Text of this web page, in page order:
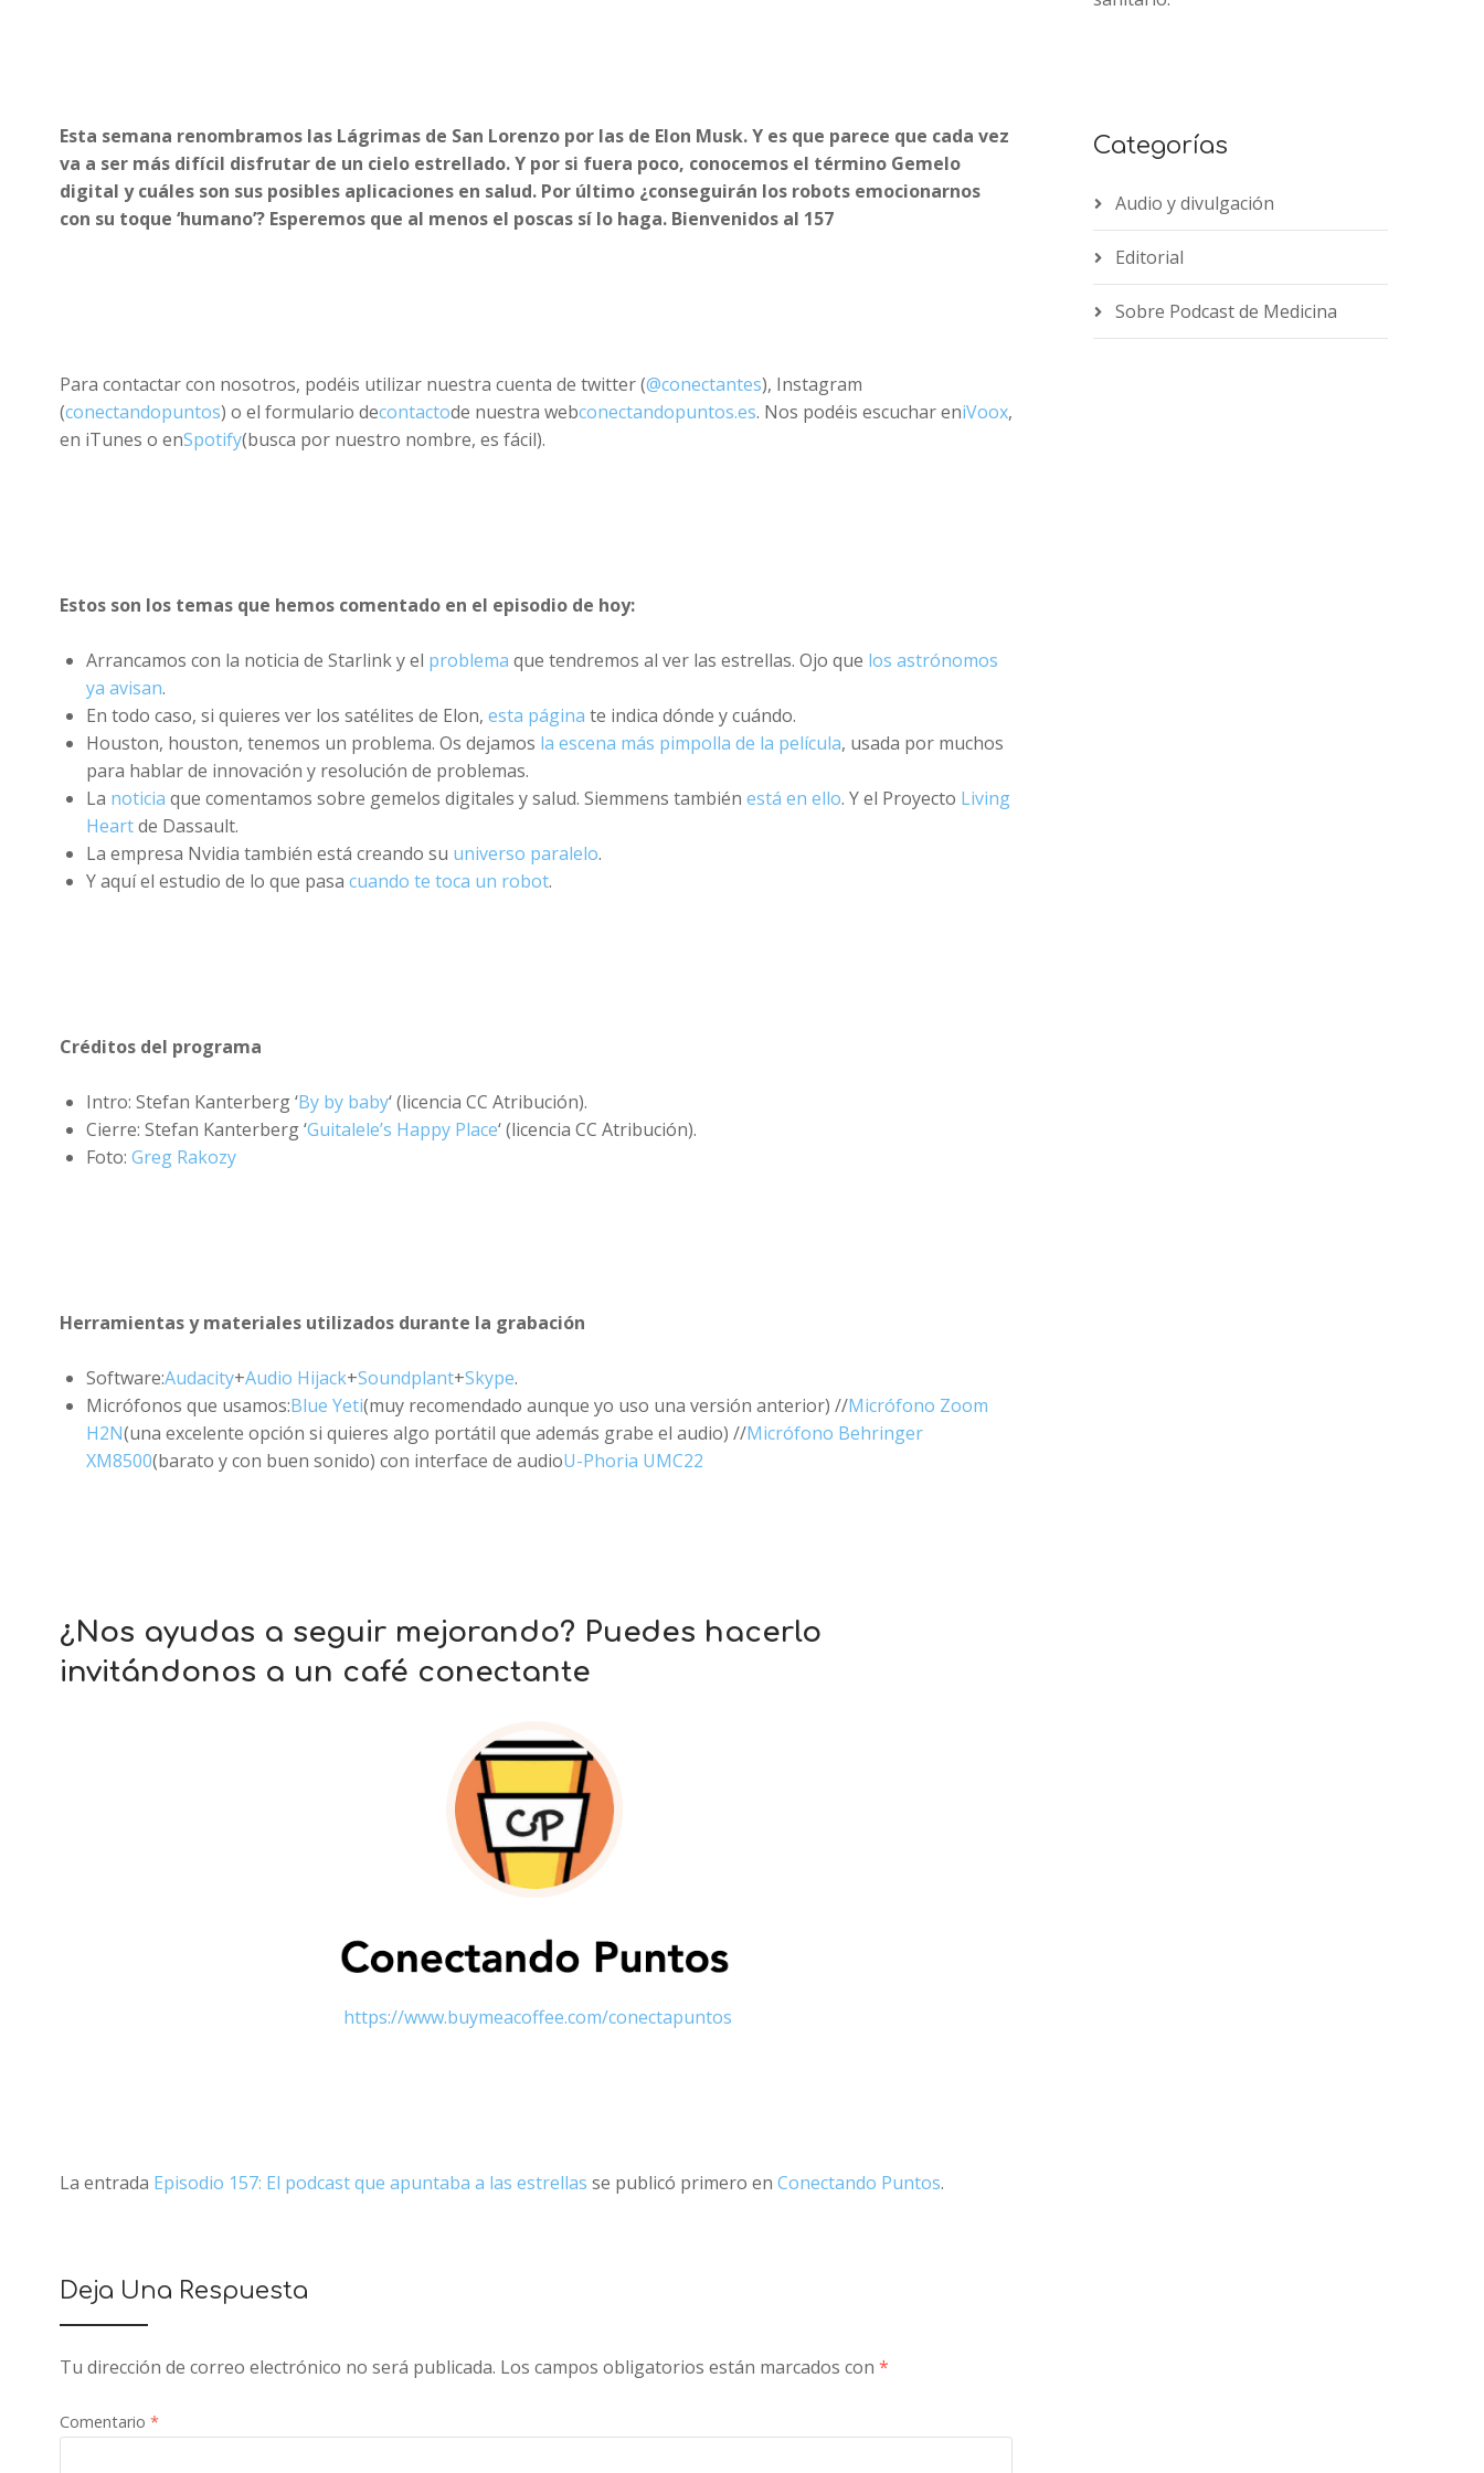
Esta semana renombramos las Lágrimas de San Lorenzo por las de Elon Musk. Y es que parece que cada vez
va a ser más difícil disfrutar de un cielo estrellado. Y por si fuera poco, conocemos el término Gemelo
digital y cuáles son sus posibles aplicaciones en salud. Por último ¿conseguirán los robots emocionarnos
con su toque ‘humano’? Esperemos que al menos el poscas sí lo haga. Bienvenidos al 157
Para contactar con nosotros, podéis utilizar nuestra cuenta de twitter (@conectantes), Instagram
(conectandopuntos) o el formulario decontactode nuestra webconectandopuntos.es. Nos podéis escuchar eniVoox,
en iTunes o enSpotify(busca por nuestro nombre, es fácil).
Estos son los temas que hemos comentado en el episodio de hoy:
Arrancamos con la noticia de Starlink y el problema que tendremos al ver las estrellas. Ojo que los astrónomos
ya avisan.
En todo caso, si quieres ver los satélites de Elon, esta página te indica dónde y cuándo.
Houston, houston, tenemos un problema. Os dejamos la escena más pimpolla de la película, usada por muchos
para hablar de innovación y resolución de problemas.
La noticia que comentamos sobre gemelos digitales y salud. Siemmens también está en ello. Y el Proyecto Living
Heartde Dassault.
La empresa Nvidia también está creando su universo paralelo.
Y aquí el estudio de lo que pasa cuando te toca un robot.
Créditos del programa
Intro: Stefan Kanterberg ‘By by baby‘ (licencia CC Atribución).
Cierre: Stefan Kanterberg ‘Guitalele’s Happy Place‘ (licencia CC Atribución).
Foto: Greg Rakozy
Herramientas y materiales utilizados durante la grabación
Software:Audacity+Audio Hijack+Soundplant+Skype.
Micrófonos que usamos:Blue Yeti(muy recomendado aunque yo uso una versión anterior) //Micrófono Zoom
H2N(una excelente opción si quieres algo portátil que además grabe el audio) //Micrófono Behringer
XM8500(barato y con buen sonido) con interface de audioU-Phoria UMC22
¿Nos ayudas a seguir mejorando? Puedes hacerlo
invitándonos a un café conectante
https://www.buymeacoffee.com/conectapuntos
La entrada Episodio 157: El podcast que apuntaba a las estrellas se publicó primero en Conectando Puntos.
Deja Una Respuesta
Tu dirección de correo electrónico no será publicada. Los campos obligatorios están marcados con *
Comentario *
Categorías
Audio y divulgación
Editorial
Sobre Podcast de Medicina